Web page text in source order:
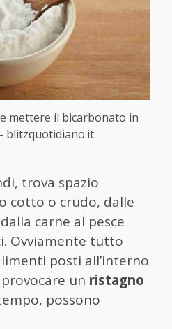
mettere il bicarbonato in
blitzquotidiano.it
trova spazio
cotto o crudo, dalle
carne al pesce
Ovviamente tutto
posti all’interno
un ristagno
possono